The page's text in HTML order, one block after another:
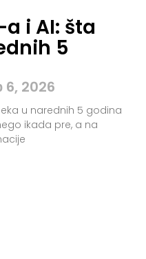
i AI: šta
5
6, 2026
u narednih 5 godina
ikada pre, a na